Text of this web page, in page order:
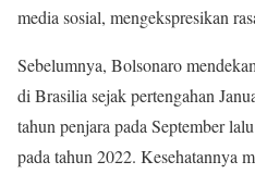
media sosial, mengekspresikan
Sebelumnya, Bolsonaro
di Brasilia sejak pertengahan
tahun penjara pada September
pada tahun 2022. Kesehatannya